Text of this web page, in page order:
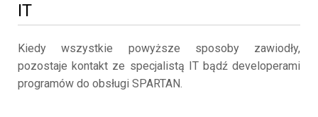
IT
Kiedy wszystkie powyższe sposoby zawiodły,
pozostaje kontakt ze specjalistą IT bądź developerami
programów do obsługi SPARTAN.